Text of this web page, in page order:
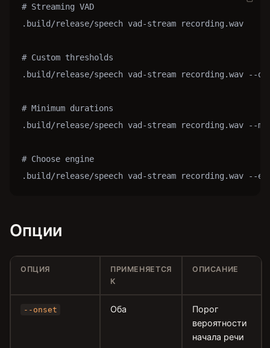
# Streaming VAD
.build/release/speech vad-stream recording.wav
# Custom thresholds
.build/release/speech vad-stream recording.wav --
# Minimum durations
.build/release/speech vad-stream recording.wav --
# Choose engine
.build/release/speech vad-stream recording.wav --
Опции
ОПЦИЯ
ПРИМЕНЯЕТСЯ
К
ОПИСАНИЕ
--onset Оба
Порог
вероятности
начала речи